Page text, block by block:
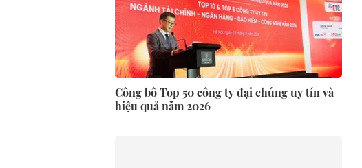
Công bố Top 50 công ty đại chúng uy tín và
hiệu quả năm 2026